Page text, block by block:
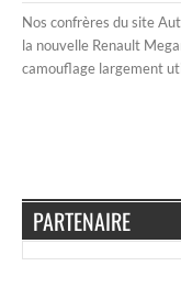
Nos confrères du site
la nouvelle Renault
camouflage largement
PARTENAIRE